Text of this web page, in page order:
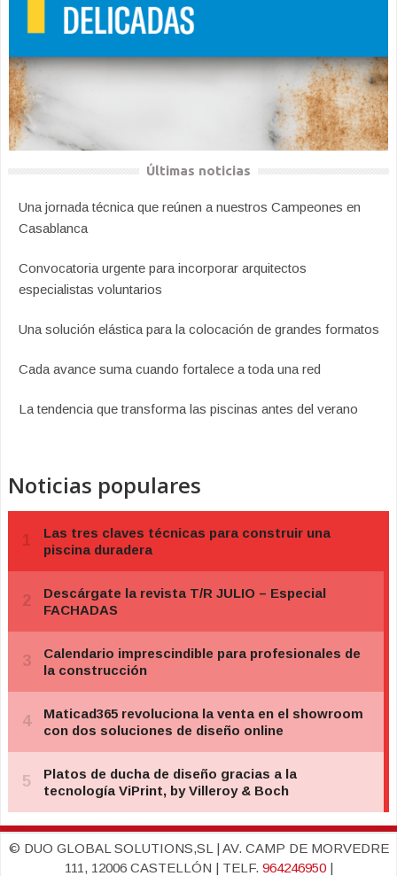
Últimas noticias
Una jornada técnica que reúnen a nuestros Campeones en
Casablanca
Convocatoria urgente para incorporar arquitectos
especialistas voluntarios
Una solución elástica para la colocación de grandes formatos
Cada avance suma cuando fortalece a toda una red
La tendencia que transforma las piscinas antes del verano
Noticias populares
© DUO GLOBAL SOLUTIONS,SL | AV. CAMP DE MORVEDRE
111, 12006 CASTELLÓN | TELF. 964246950|